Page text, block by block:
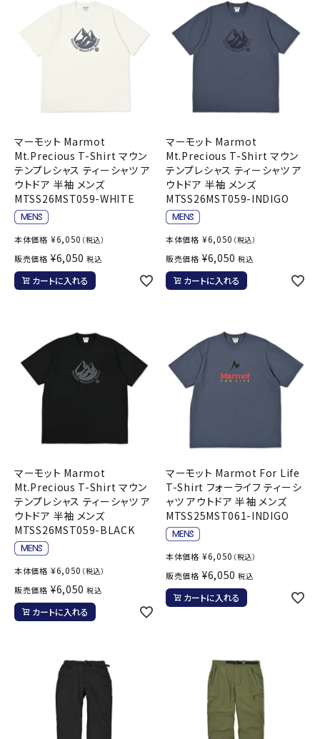
マーモット Marmot
Mt.Precious T-Shirt マウン
テンプレシャス ティーシャツ ア
ウトドア 半袖 メンズ
MTSS26MST059-WHITE
本体価格 ¥6,050 （税込）
販売価格 ¥6,050 税込
カートに入れる
マーモット Marmot
Mt.Precious T-Shirt マウン
テンプレシャス ティーシャツ ア
ウトドア 半袖 メンズ
MTSS26MST059-INDIGO
本体価格 ¥6,050 （税込）
販売価格 ¥6,050 税込
カートに入れる
マーモット Marmot
Mt.Precious T-Shirt マウン
テンプレシャス ティーシャツ ア
ウトドア 半袖 メンズ
MTSS26MST059-BLACK
本体価格 ¥6,050 （税込）
販売価格 ¥6,050 税込
カートに入れる
マーモット Marmot For Life
T-Shirt フォーライフ ティーシ
ャツ アウトドア 半袖 メンズ
MTSS25MST061-INDIGO
本体価格 ¥6,050 （税込）
販売価格 ¥6,050 税込
カートに入れる